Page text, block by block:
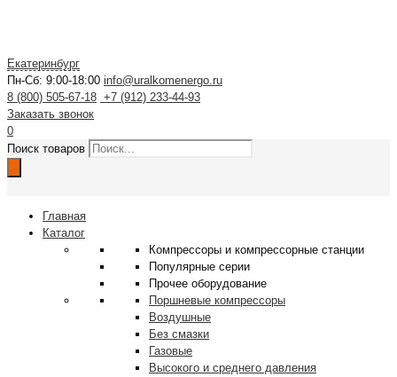
Екатеринбург
Пн-Сб: 9:00-18:00 info@uralkomenergo.ru
8 (800) 505-67-18 +7 (912) 233-44-93
Заказать звонок
0
Поиск товаров
Главная
Каталог
Компрессоры и компрессорные станции
Популярные серии
Прочее оборудование
Поршневые компрессоры
Воздушные
Без смазки
Газовые
Высокого и среднего давления